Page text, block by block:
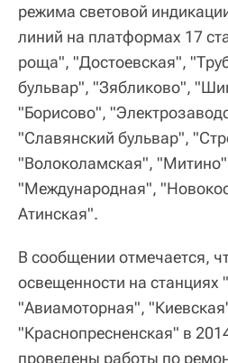
режима световой
линий на платформах 17
роща", "Достоевская",
бульвар", "Зябликово",
"Борисово",
"Славянский бульвар",
"Волоколамская",
"Международная",
Атинская".
В сообщении отмечается,
освещенности на станциях
"Авиамоторная",
"Краснопресненская" в
проведены работы по